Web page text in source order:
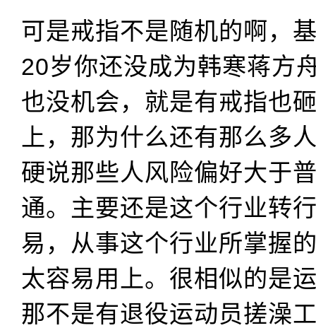
可是戒指不是随机的啊，
20岁你还没成为韩寒蒋方
也没机会，就是有戒指也
上，那为什么还有那么多
硬说那些人风险偏好大于
通。主要还是这个行业转
易，从事这个行业所掌握
太容易用上。很相似的是
那不是有退役运动员搓澡